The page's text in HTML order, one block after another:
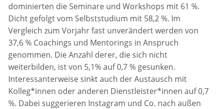
dominierten die Seminare und Workshops mit 61 %.
Dicht gefolgt vom Selbststudium mit 58,2 %. Im
Vergleich zum Vorjahr fast unverändert werden von
37,6 % Coachings und Mentorings in Anspruch
genommen. Die Anzahl derer, die sich nicht
weiterbilden, ist von 5,1% auf 0,7 % gesunken.
Interessanterweise sinkt auch der Austausch mit
Kolleg*innen oder anderen Dienstleister*innen auf 0,7
%. Dabei suggerieren Instagram und Co. nach außen